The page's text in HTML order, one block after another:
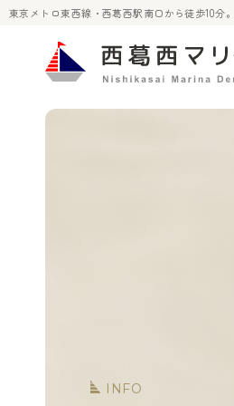
東京メトロ東西線・西葛西駅南口から徒歩10分
INFO